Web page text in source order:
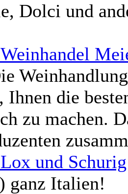
Dolci und
Ihnen die
zu machen.
und
ganz Italien!